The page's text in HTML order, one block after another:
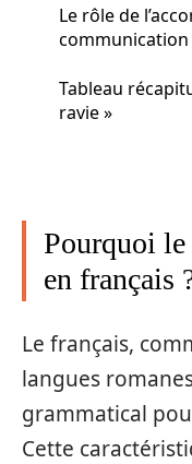
Le rôle de
communication
Tableau
ravie »
Pourquoi
en français
Le français,
langues
grammatical
Cette